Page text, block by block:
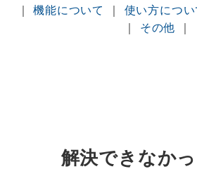
｜機能について ｜ 使い方につい
｜ その他 ｜
解決できなか